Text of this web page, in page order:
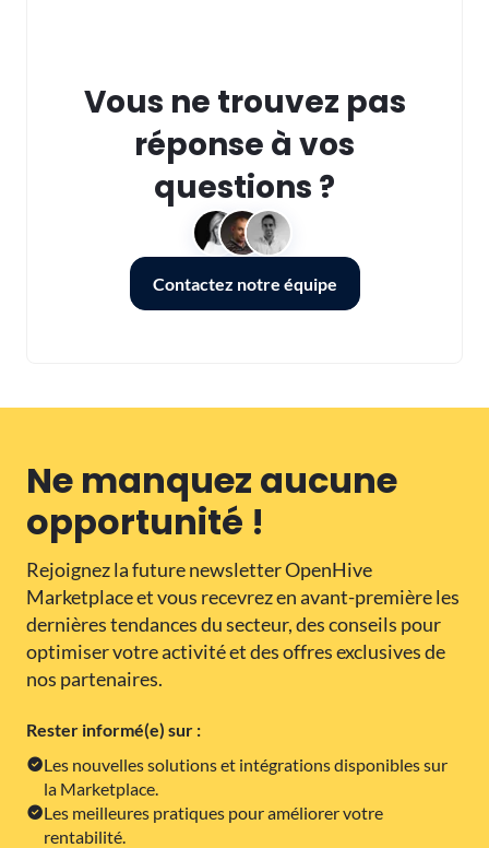
Vous ne trouvez pas
réponse à vos
questions ?
Contactez notre équipe
Ne manquez aucune
opportunité !
Rejoignez la future newsletter OpenHive
Marketplace et vous recevrez en avant-première les
dernières tendances du secteur, des conseils pour
optimiser votre activité et des offres exclusives de
nos partenaires.
Rester informé(e) sur :
Les nouvelles solutions et intégrations disponibles sur
la Marketplace.
Les meilleures pratiques pour améliorer votre
rentabilité.